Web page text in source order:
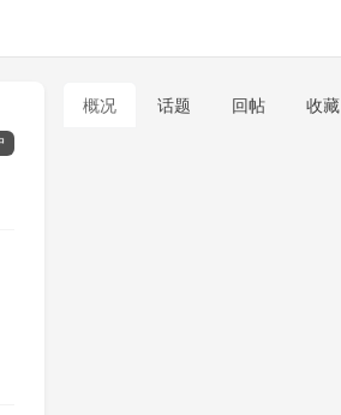
概况 话题 回帖 收藏